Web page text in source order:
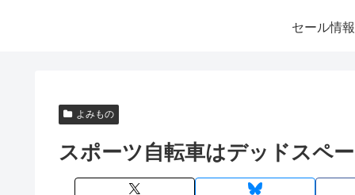
セール情報
よみもの
スポーツ自転車はデッドスペ